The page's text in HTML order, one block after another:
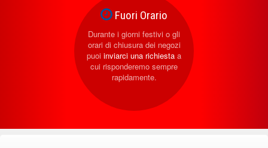
Fuori Orario
Durante i giorni festivi o gli
orari di chiusura dei negozi
puoi inviarci una richiesta a
cui risponderemo sempre
rapidamente.